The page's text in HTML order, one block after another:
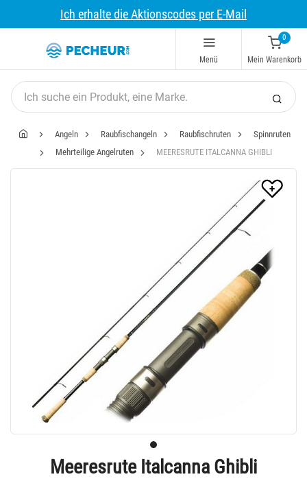
Ich erhalte die Aktionscodes per E-Mail
Menü
0
Mein Warenkorb
Angeln Raubfischangeln Raubfischruten
Spinnruten
Mehrteilige Angelruten
MEERESRUTE ITALCANNA GHIBLI
Meeresrute Italcanna Ghibli